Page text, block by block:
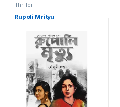
Thriller
Rupoli Mrityu